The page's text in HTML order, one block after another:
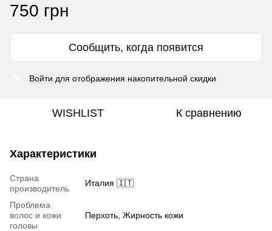
750 грн
Сообщить, когда появится
Войти для отображения накопительной скидки
WISHLIST К сравнению
Характеристики
Страна
производитель
Италия 🇮🇹
Проблема
волос и кожи
головы
Перхоть, Жирность кожи